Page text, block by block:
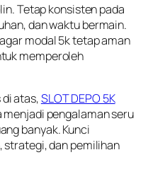
Tetap konsisten pada
dan waktu bermain.
modal 5k tetap aman
memperoleh
atas,SLOT DEPO 5K
pengalaman seru
banyak. Kunci
strategi, dan pemilihan